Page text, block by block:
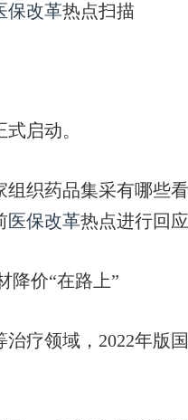
保改革热点扫描
启动。
织药品集采有哪些
医保改革热点进行回应
降价“在路上”
领域，2022年版